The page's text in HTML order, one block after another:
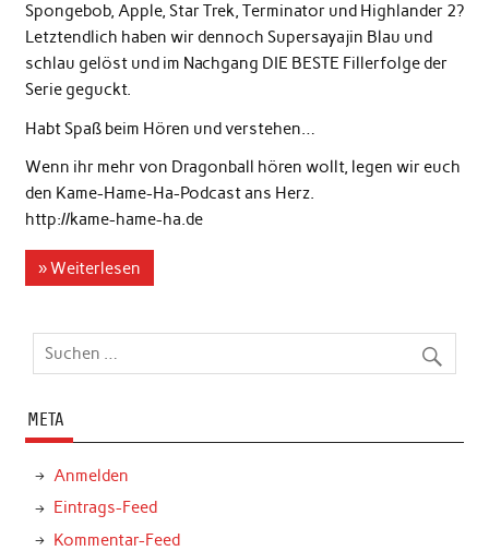
Spongebob, Apple, Star Trek, Terminator und Highlander 2?
Letztendlich haben wir dennoch Supersayajin Blau und
schlau gelöst und im Nachgang DIE BESTE Fillerfolge der
Serie geguckt.
Habt Spaß beim Hören und verstehen…
Wenn ihr mehr von Dragonball hören wollt, legen wir euch
den Kame-Hame-Ha-Podcast ans Herz.
http://kame-hame-ha.de
» Weiterlesen
META
Anmelden
Eintrags-Feed
Kommentar-Feed